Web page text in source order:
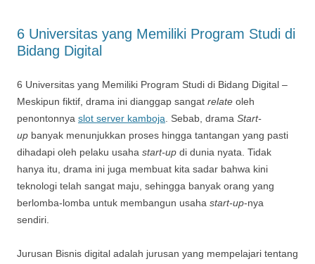
6 Universitas yang Memiliki Program Studi di
Bidang Digital
6 Universitas yang Memiliki Program Studi di Bidang Digital –
Meskipun fiktif, drama ini dianggap sangat relate oleh
penontonnya slot server kamboja . Sebab, drama Start-
up banyak menunjukkan proses hingga tantangan yang pasti
dihadapi oleh pelaku usaha start-up di dunia nyata. Tidak
hanya itu, drama ini juga membuat kita sadar bahwa kini
teknologi telah sangat maju, sehingga banyak orang yang
berlomba-lomba untuk membangun usaha start-up-nya
sendiri.
Jurusan Bisnis digital adalah jurusan yang mempelajari tentang